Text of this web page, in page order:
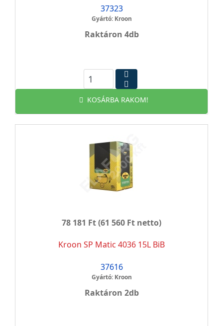
37323
Gyártó: Kroon
Raktáron 4db
KOSÁRBA RAKOM!
78 181 Ft(61 560 Ft netto)
Kroon SP Matic 4036 15L BiB
37616
Gyártó: Kroon
Raktáron 2db